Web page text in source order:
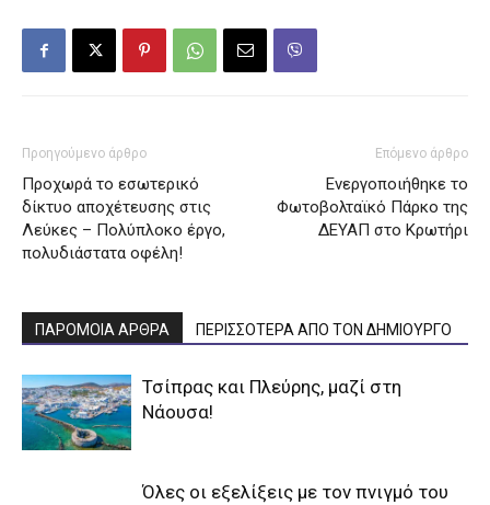
Προηγούμενο άρθρο
Προχωρά το εσωτερικό
δίκτυο αποχέτευσης στις
Λεύκες – Πολύπλοκο έργο,
πολυδιάστατα οφέλη!
Επόμενο άρθρο
Ενεργοποιήθηκε το
Φωτοβολταϊκό Πάρκο της
ΔΕΥΑΠ στο Κρωτήρι
ΠΑΡΟΜΟΙΑ ΑΡΘΡΑ ΠΕΡΙΣΣΟΤΕΡΑ ΑΠΟ ΤΟΝ ΔΗΜΙΟΥΡΓΟ
Τσίπρας και Πλεύρης, μαζί στη
Νάουσα!
Όλες οι εξελίξεις με τον πνιγμό του